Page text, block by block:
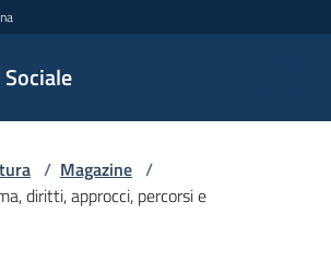
Sociale
/ Magazine /
diritti, approcci, percorsi e